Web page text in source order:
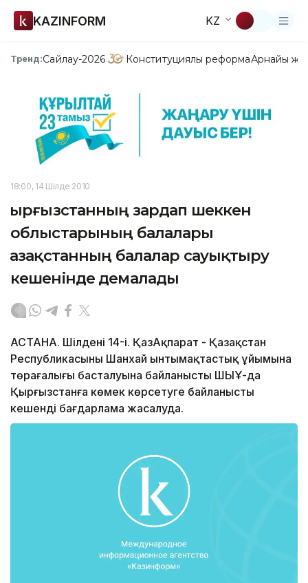
KAZINFORM KZ
Тренд:Сайлау-2026 Конституциялық реформаАрнайы
18:00, 14 Шілде 2010
Қырғызстанның зардап шеккен
облыстарының балалары
Қазақстанның балалар сауықтыру
кешенінде демалады
АСТАНА. Шілденің 14-і. ҚазАқпарат - Қазақстан
Республикасының Шанхай ынтымақтастық ұйымына
төрағалығы басталуына байланысты ШЫҰ-да
Қырғызстанға көмек көрсетуге байланысты
кешенді бағдарлама жасалуда.